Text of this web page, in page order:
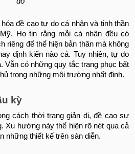
đề cao tự do cá nhân và tinh thần
Họ tin rằng mỗi cá nhân đều có
riêng để thể hiện bản thân mà không
định kiến nào cả. Tuy nhiên, tự do
Vẫn có những quy tắc trang phục bất
trong những môi trường nhất định.
kỳ
cách thời trang giản dị, đề cao sự
Xu hướng này thể hiện rõ nét qua cả
những thiết kế trên sàn diễn.